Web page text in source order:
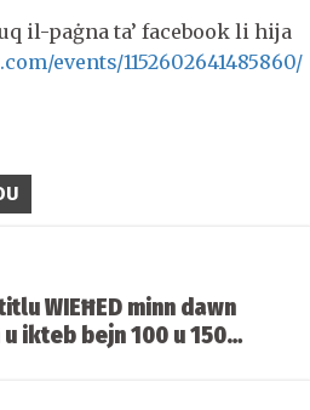
il-paġna ta’ facebook li hija
events/1152602641485860/
WIEĦED minn dawn
ikteb bejn 100 u 150